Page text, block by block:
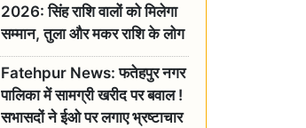
2026: सिंह राशि वालों को मिलेगा
सम्मान, तुला और मकर राशि के लोग
रहें सतर्क
Fatehpur News: फतेहपुर नगर
पालिका में सामग्री खरीद पर बवाल !
सभासदों ने ईओ पर लगाए भ्रष्टाचार